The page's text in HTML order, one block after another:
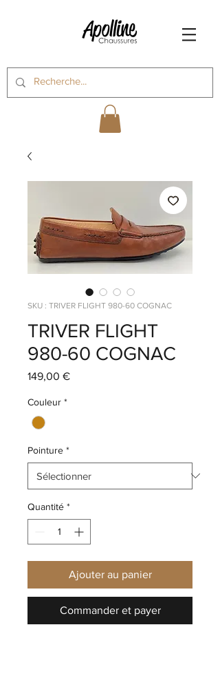
SKU : TRIVER FLIGHT 980-60 COGNAC
TRIVER FLIGHT
980-60 COGNAC
149,00 €Prix
Couleur *
Pointure *
Quantité *
Ajouter au panier
Commander et payer